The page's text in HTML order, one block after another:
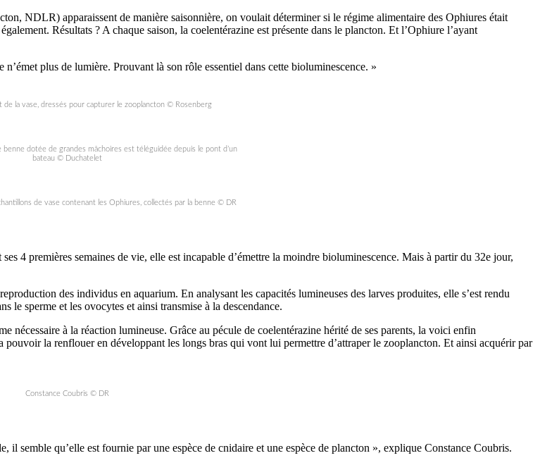
NDLR) apparaissent de manière saisonnière, on voulait déterminer si le régime alimentaire des Ophiures était
Résultats ? A chaque saison, la coelentérazine est présente dans le plancton. Et l’Ophiure l’ayant
plus de lumière. Prouvant là son rôle essentiel dans cette bioluminescence. »
de la vase, dressés pour capturer le zooplancton © Rosenberg
benne dotée de grandes mâchoires est téléguidée depuis le pont d’un
bateau © Duchatelet
de vase contenant les Ophiures, collectés par la benne © DR
4 premières semaines de vie, elle est incapable d’émettre la moindre bioluminescence. Mais à partir du 32e jour,
des individus en aquarium. En analysant les capacités lumineuses des larves produites, elle s’est rendu
le sperme et les ovocytes et ainsi transmise à la descendance.
à la réaction lumineuse. Grâce au pécule de coelentérazine hérité de ses parents, la voici enfin
la renflouer en développant les longs bras qui vont lui permettre d’attraper le zooplancton. Et ainsi acquérir par
Constance Coubris © DR
semble qu’elle est fournie par une espèce de cnidaire et une espèce de plancton », explique Constance Coubris.